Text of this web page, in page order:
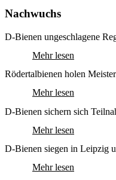
Nachwuchs
D-Bienen ungeschlagene
Mehr lesen
Rödertalbienen holen
Mehr lesen
D-Bienen sichern sich
Mehr lesen
D-Bienen siegen in Leipzig
Mehr lesen